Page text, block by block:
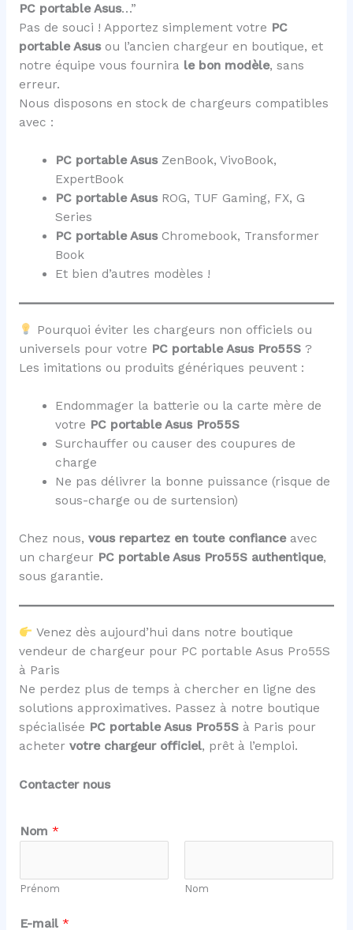
PC portable Asus…”
Pas de souci ! Apportez simplement votre PC
portable Asus ou l’ancien chargeur en boutique, et
notre équipe vous fournira le bon modèle, sans
erreur.
Nous disposons en stock de chargeurs compatibles
avec :
PC portable Asus ZenBook, VivoBook,
ExpertBook
PC portable Asus ROG, TUF Gaming, FX, G
Series
PC portable Asus Chromebook, Transformer
Book
Et bien d’autres modèles !
Pourquoi éviter les chargeurs non officiels ou
universels pour votre PC portable Asus Pro55S?
Les imitations ou produits génériques peuvent :
Endommager la batterie ou la carte mère de
votre PC portable Asus Pro55S
Surchauffer ou causer des coupures de
charge
Ne pas délivrer la bonne puissance (risque de
sous-charge ou de surtension)
Chez nous, vous repartez en toute confianceavec
un chargeur PC portable Asus Pro55S authentique,
sous garantie.
Venez dès aujourd’hui dans notre boutique
vendeur de chargeur pour PC portable Asus Pro55S
à Paris
Ne perdez plus de temps à chercher en ligne des
solutions approximatives. Passez à notre boutique
spécialisée PC portable Asus Pro55Sà Paris pour
acheter votre chargeur officiel, prêt à l’emploi.
Contacter nous
Nom *
Prénom Nom
*
E-mail *